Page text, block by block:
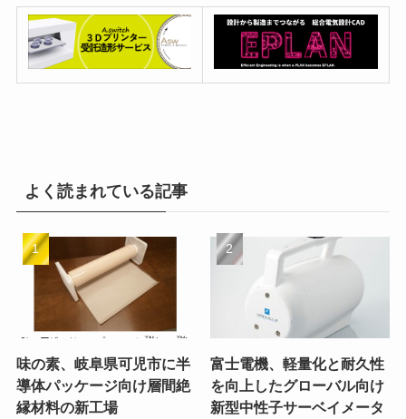
よく読まれている記事
味の素、岐阜県可児市に半
導体パッケージ向け層間絶
縁材料の新工場
富士電機、軽量化と耐久性
を向上したグローバル向け
新型中性子サーベイメータ